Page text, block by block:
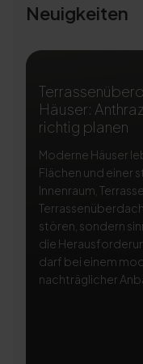
Neuigkeiten
Häuser:
richtig planen
Moderne Häuser
Flächen und einer
Innenraum,
stören, sondern
die
darf bei einem
nachträglicher